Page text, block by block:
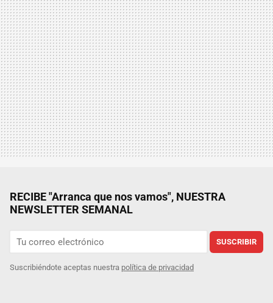
RECIBE "Arranca que nos vamos", NUESTRA
NEWSLETTER SEMANAL
SUSCRIBIR
Suscribiéndote aceptas nuestra política de privacidad